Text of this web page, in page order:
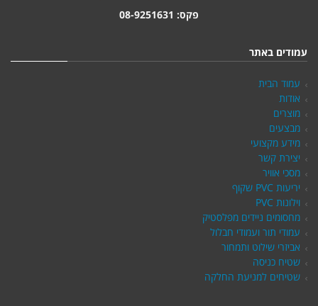
פקס: 08-9251631
עמודים באתר
עמוד הבית
אודות
מוצרים
מבצעים
מידע מקצועי
יצירת קשר
מסכי אוויר
יריעות PVC שקוף
וילונות PVC
מחסומים ניידים מפלסטיק
עמודי תור ועמודי חבלול
אביזרי שילוט ותמחור
שטיח כניסה
שטיחים למניעת החלקה